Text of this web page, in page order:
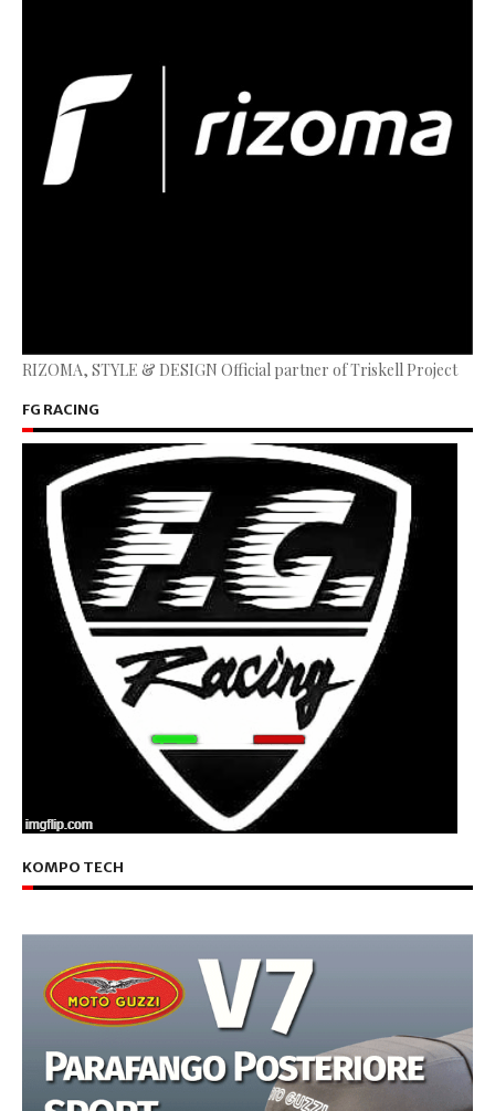
RIZOMA, STYLE & DESIGN Official partner of Triskell Project
FG RACING
KOMPO TECH